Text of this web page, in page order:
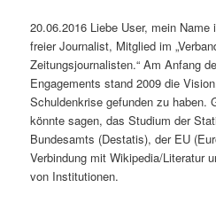
20.06.2016 Liebe User, mein
freier Journalist, Mitglied im
Zeitungsjournalisten.“ Am Anfang
Engagements stand 2009 die
Schuldenkrise gefunden zu haben.
könnte sagen, das Studium der
Bundesamts (Destatis), der EU
Verbindung mit Wikipedia/Literatur
von Institutionen.